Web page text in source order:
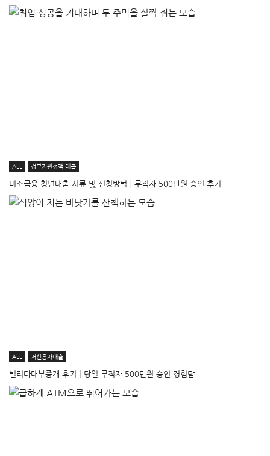
ALL 정부지원정책·대출
미소금융 청년대출 서류 및 신청방법│무직자 500만원 승인 후기
ALL 저신용자대출
빌리다대부중개 후기│당일 무직자 500만원 승인 경험담